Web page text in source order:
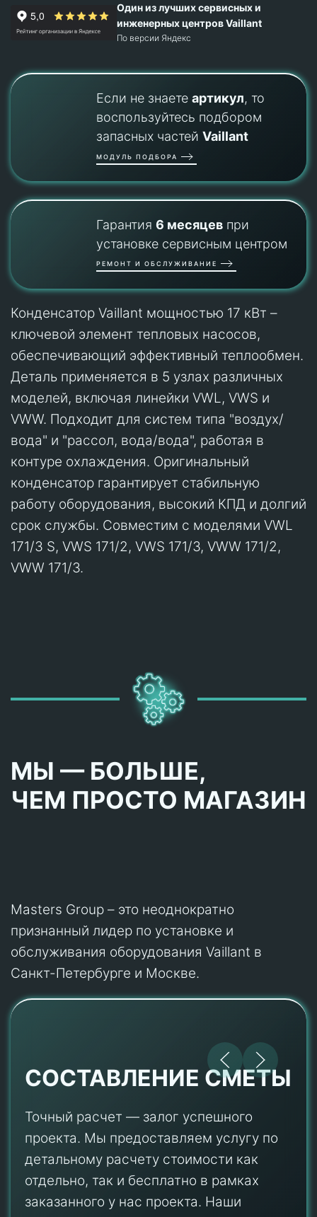
Один из лучших сервисных и
инженерных центров Vaillant
По версии Яндекс
Если не знаете артикул, то
воспользуйтесь подбором
запасных частей Vaillant
МОДУЛЬ ПОДБОРА
Гарантия 6 месяцевпри
установке сервисным центром
РЕМОНТ И ОБСЛУЖИВАНИЕ
Конденсатор Vaillant мощностью 17 кВт –
ключевой элемент тепловых насосов,
обеспечивающий эффективный теплообмен.
Деталь применяется в 5 узлах различных
моделей, включая линейки VWL, VWS и
VWW. Подходит для систем типа "воздух/
вода" и "рассол, вода/вода", работая в
контуре охлаждения. Оригинальный
конденсатор гарантирует стабильную
работу оборудования, высокий КПД и долгий
срок службы. Совместим с моделями VWL
171/3 S, VWS 171/2, VWS 171/3, VWW 171/2,
VWW 171/3.
МЫ — БОЛЬШЕ,
ЧЕМ ПРОСТО МАГАЗИН
Masters Group – это неоднократно
признанный лидер по установке и
обслуживания оборудования Vaillant в
Санкт-Петербурге и Москве.
СОСТАВЛЕНИЕ СМЕТЫ
Точный расчет — залог успешного
проекта. Мы предоставляем услугу по
детальному расчету стоимости как
отдельно, так и бесплатно в рамках
заказанного у нас проекта. Наши